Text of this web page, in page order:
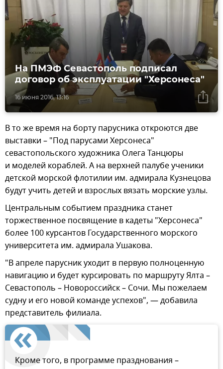
16 июня 2016, 13:16
На ПМЭФ Севастополь подписал
договор об эксплуатации "Херсонеса"
В то же время на борту парусника откроются две
выставки – "Под парусами Херсонеса"
севастопольского художника Олега Танцюры
и моделей кораблей. А на верхней палубе ученики
детской морской флотилии им. адмирала Кузнецова
будут учить детей и взрослых вязать морские узлы.
Центральным событием праздника станет
торжественное посвящение в кадеты "Херсонеса"
более 100 курсантов Государственного морского
университета им. адмирала Ушакова.
"В апреле парусник уходит в первую полноценную
навигацию и будет курсировать по маршруту Ялта –
Севастополь – Новороссийск – Сочи. Мы пожелаем
судну и его новой команде успехов", — добавила
представитель филиала.
Кроме того, в программе празднования –